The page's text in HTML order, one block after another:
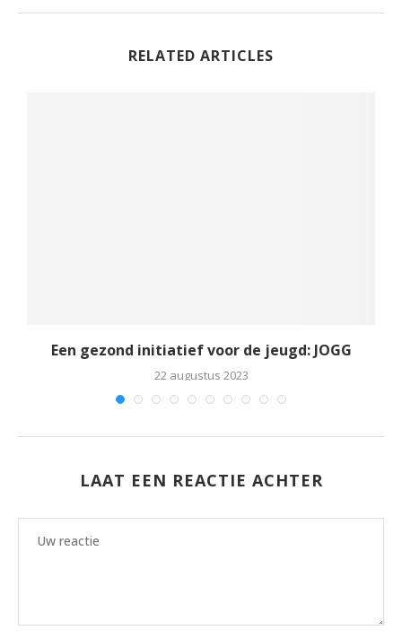
RELATED ARTICLES
Een gezond initiatief voor de jeugd: JOGG
22 augustus 2023
LAAT EEN REACTIE ACHTER